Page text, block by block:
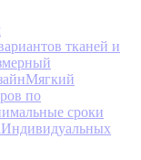
тканей и
Мягкий
по
сроки
Индивидуальных